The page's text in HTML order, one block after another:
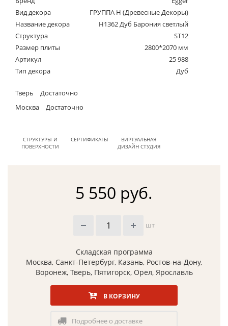
Вид декора
ГРУППА Н (Древесные Декоры)
Название декора
H1362 Дуб Барония светлый
Структура
ST12
Размер плиты
2800*2070 мм
Артикул
25 988
Тип декора
Дуб
Тверь
Достаточно
Москва
Достаточно
СТРУКТУРЫ И
ПОВЕРХНОСТИ
СЕРТИФИКАТЫ
ВИРТУАЛЬНАЯ
ДИЗАЙН СТУДИЯ
5 550 руб.
шт
Складская программа
Москва, Санкт-Петербург, Казань, Ростов-на-Дону,
Воронеж, Тверь, Пятигорск, Орел, Ярославль
В КОРЗИНУ
Подробнее о доставке